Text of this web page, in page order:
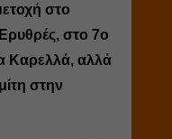
στο
στο 7ο
Καρελλά, αλλά
στην